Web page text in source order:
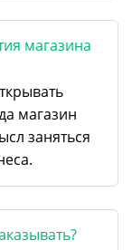
магазина
магазин
заняться